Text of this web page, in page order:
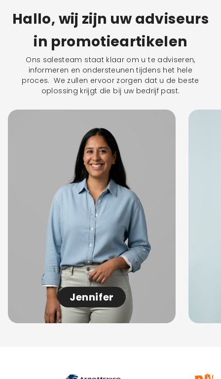
Hallo, wij zijn uw adviseurs
in promotieartikelen
Ons salesteam staat klaar om u te adviseren,
informeren en ondersteunen tijdens het hele
proces. We zullen ervoor zorgen dat u de beste
oplossing krijgt die bij uw bedrijf past.
Jennifer